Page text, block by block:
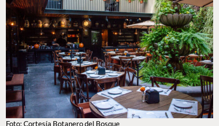
Foto: Cortesía Botanero del Bosque